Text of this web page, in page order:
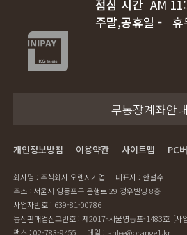
점심 시간 AM
주말,공휴일 -
휴
무통장계좌안내
개인정보방침 이용약관 사이트맵 PC
회사명 : 주식회사 오렌지기업
대표자 : 한철수
주소 : 서울시 영등포구 은행로 29 정우빌딩 8층
사업자번호 : 639-81-00786
통신판매업신고번호 : 제2017-서울영등포-1483호 [사
팩스 : 02-783-9455
메일 : anlee@orange1.kr